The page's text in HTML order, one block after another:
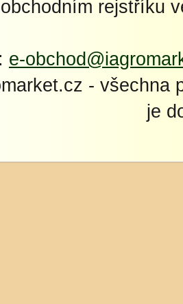
rejstříku
e-
- všechna
je